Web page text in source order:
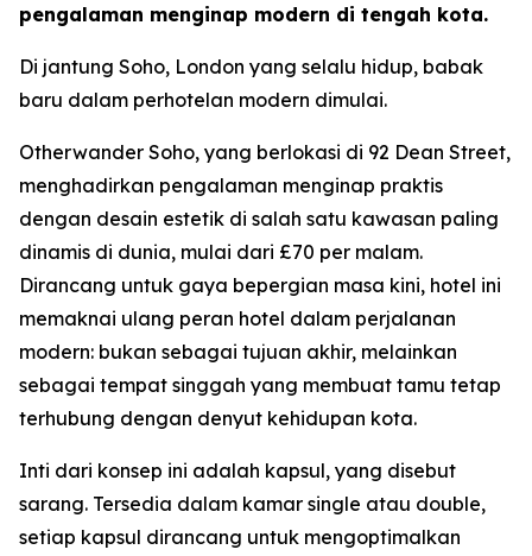
pengalaman menginap modern di tengah kota.
Di jantung Soho, London yang selalu hidup, babak
baru dalam perhotelan modern dimulai.
Otherwander Soho, yang berlokasi di 92 Dean Street,
menghadirkan pengalaman menginap praktis
dengan desain estetik di salah satu kawasan paling
dinamis di dunia, mulai dari £70 per malam.
Dirancang untuk gaya bepergian masa kini, hotel ini
memaknai ulang peran hotel dalam perjalanan
modern: bukan sebagai tujuan akhir, melainkan
sebagai tempat singgah yang membuat tamu tetap
terhubung dengan denyut kehidupan kota.
Inti dari konsep ini adalah kapsul, yang disebut
sarang. Tersedia dalam kamar single atau double,
setiap kapsul dirancang untuk mengoptimalkan